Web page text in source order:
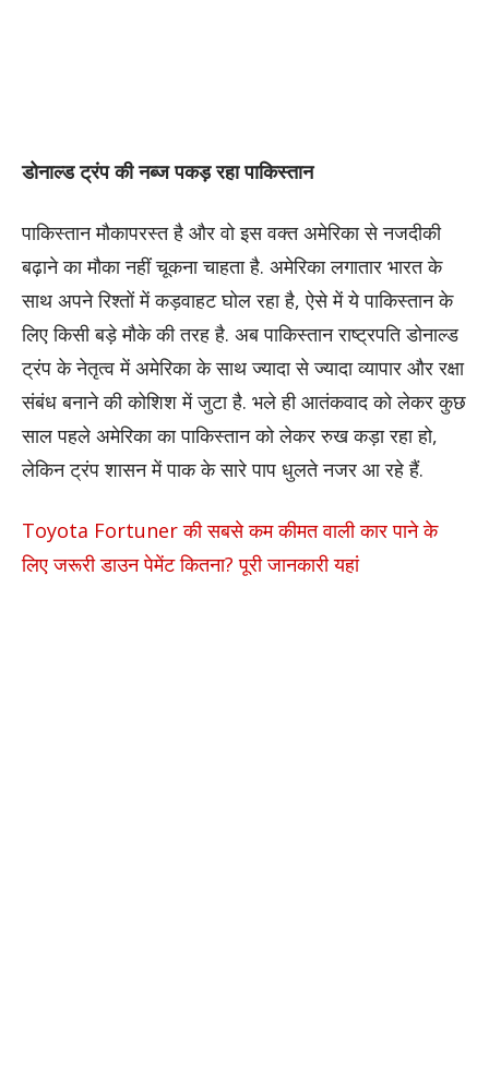
डोनाल्ड ट्रंप की नब्ज पकड़ रहा पाकिस्तान
पाकिस्तान मौकापरस्त है और वो इस वक्त अमेरिका से नजदीकी
बढ़ाने का मौका नहीं चूकना चाहता है. अमेरिका लगातार भारत के
साथ अपने रिश्तों में कड़वाहट घोल रहा है, ऐसे में ये पाकिस्तान के
लिए किसी बड़े मौके की तरह है. अब पाकिस्तान राष्ट्रपति डोनाल्ड
ट्रंप के नेतृत्व में अमेरिका के साथ ज्यादा से ज्यादा व्यापार और रक्षा
संबंध बनाने की कोशिश में जुटा है. भले ही आतंकवाद को लेकर कुछ
साल पहले अमेरिका का पाकिस्तान को लेकर रुख कड़ा रहा हो,
लेकिन ट्रंप शासन में पाक के सारे पाप धुलते नजर आ रहे हैं.
Toyota Fortuner की सबसे कम कीमत वाली कार पाने के
लिए जरूरी डाउन पेमेंट कितना? पूरी जानकारी यहां